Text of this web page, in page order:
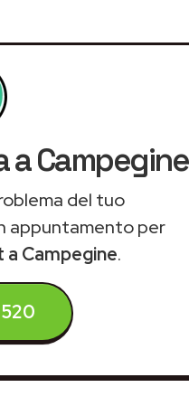
a Campegine
del tuo
appuntamento per
Campegine.